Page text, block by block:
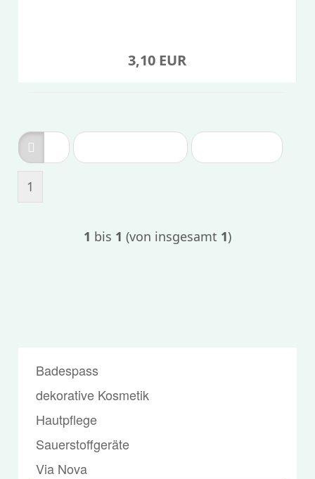
3,10 EUR
1
1 bis 1 (von insgesamt 1)
Badespass
dekorative Kosmetik
Hautpflege
Sauerstoffgeräte
Via Nova